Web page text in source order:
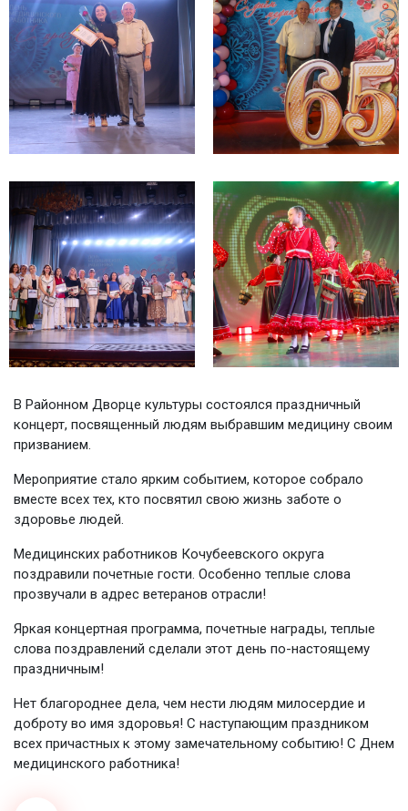
В Районном Дворце культуры состоялся праздничный
концерт, посвященный людям выбравшим медицину своим
призванием.
Мероприятие стало ярким событием, которое собрало
вместе всех тех, кто посвятил свою жизнь заботе о
здоровье людей.
Медицинских работников Кочубеевского округа
поздравили почетные гости. Особенно теплые слова
прозвучали в адрес ветеранов отрасли!
Яркая концертная программа, почетные награды, теплые
слова поздравлений сделали этот день по-настоящему
праздничным!
Нет благороднее дела, чем нести людям милосердие и
доброту во имя здоровья! С наступающим праздником
всех причастных к этому замечательному событию! С Днем
медицинского работника!